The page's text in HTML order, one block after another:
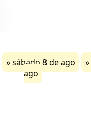
sábado 8 de ago
ago